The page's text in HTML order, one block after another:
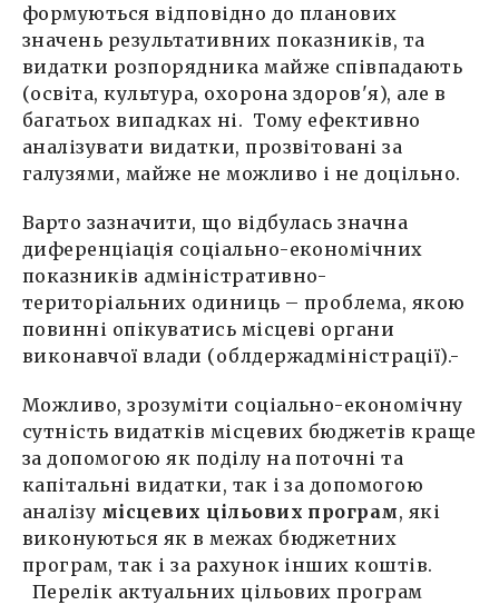
формуються відповідно до планових
значень результативних показників, та
видатки розпорядника майже співпадають
(освіта, культура, охорона здоров'я), але в
багатьох випадках ні. Тому ефективно
аналізувати видатки, прозвітовані за
галузями, майже не можливо і не доцільно.
Варто зазначити, що відбулась значна
диференціація соціально-економічних
показників адміністративно-
територіальних одиниць – проблема, якою
повинні опікуватись місцеві органи
виконавчої влади (облдержадміністрації).-
Можливо, зрозуміти соціально-економічну
сутність видатків місцевих бюджетів краще
за допомогою як поділу на поточні та
капітальні видатки, так і за допомогою
аналізу місцевих цільових програм, які
виконуються як в межах бюджетних
програм, так і за рахунок інших коштів.
Перелік актуальних цільових програм